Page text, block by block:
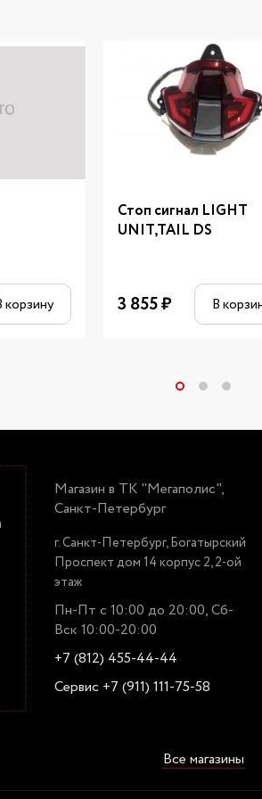
корзину
Стоп сигнал LIGHT
UNIT,TAIL DS
3 855₽ В
Магазин в ТК "Мегаполис",
Санкт-Петербург
г. Санкт-Петербург, Богатырский
Проспект дом 14 корпус 2, 2-ой
этаж
Пн-Пт с 10:00 до 20:00, Сб-
Вск 10:00-20:00
+7 (812) 455-44-44
Сервис +7 (911) 111-75-58
Все магазины